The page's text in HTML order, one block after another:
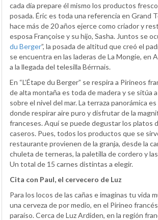
cada día prepare él mismo los productos
posada. Éric es toda una referencia en Grand
hace más de 20 años ejerce como criador y
esposa Françoise y su hijo, Sasha. Juntos se
du Berger”, la posada de altitud que creó el
se encuentra en las laderas de La Mongie, en
a la llegada del telesilla Bérrnais.
En “L’Étape du Berger” se respira a Pirineos
de alta montaña es toda de madera y se sitúa
sobre el nivel del mar. La terraza panorámica
donde respirar aire puro y disfrutar de la
franceses. Aquí se puede degustar los platos
caseros. Pues, todos los productos que se
restaurante provienen de la granja, desde la
chuleta de terneras, la paletilla de cordero y
Un total de 15 carnes distintas a elegir.
Cita con Paul, el cervecero de Luz
Para los locos de las cañas e imaginas tu vida
una cerveza de por medio, en el Pirineo
paraíso. Cerca de Luz Ardiden, en la región